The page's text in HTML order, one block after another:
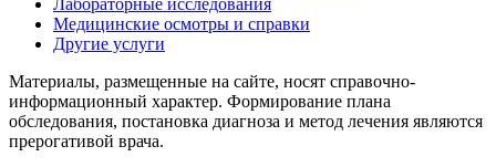
Медицинские осмотры и справки
Другие услуги
Материалы, размещенные на сайте, носят справочно-
информационный характер. Формирование плана
обследования, постановка диагноза и метод лечения являются
прерогативой врача.